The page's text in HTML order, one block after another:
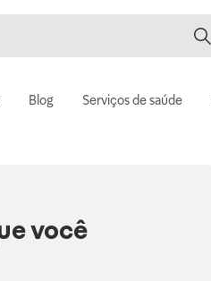
Blog Serviços de saúde
você